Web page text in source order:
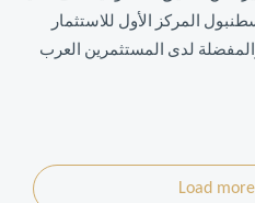
المركز الأول للاستثمار
لدى المستثمرين العرب
Load